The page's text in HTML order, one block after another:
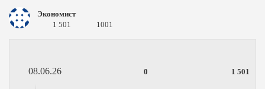
Экономист
1 501
1001
08.06.26 0 1 501